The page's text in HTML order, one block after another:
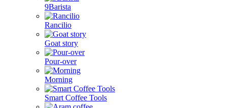
9Barista
Rancilio
Goat story
Pour-over
Morning
Smart Coffee Tools